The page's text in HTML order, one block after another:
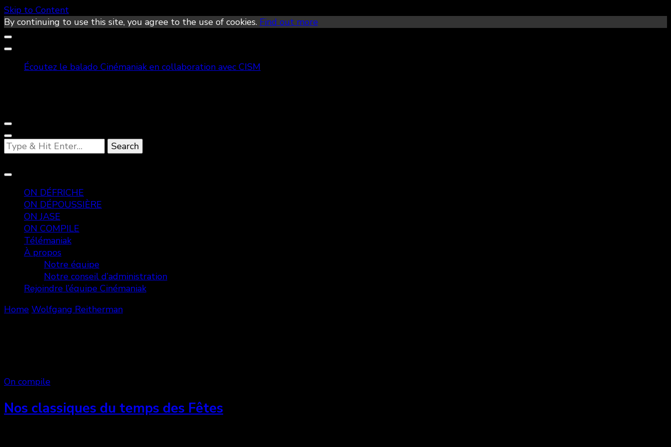
Skip to Content
By continuing to use this site, you agree to the use of cookies. Find out more
Écoutez le balado Cinémaniak en collaboration avec CISM
Looking
for
ON DÉFRICHE
ON DÉPOUSSIÈRE
ON JASE
ON COMPILE
Télémaniak
À propos
Notre équipe
Notre conseil d’administration
Rejoindre l’équipe Cinémaniak
Home Wolfgang Reitherman
On compile
Nos classiques du temps des Fêtes